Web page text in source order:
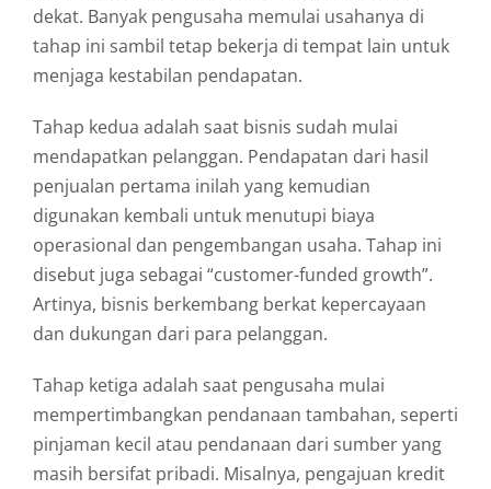
dekat. Banyak pengusaha memulai usahanya di
tahap ini sambil tetap bekerja di tempat lain untuk
menjaga kestabilan pendapatan.
Tahap kedua adalah saat bisnis sudah mulai
mendapatkan pelanggan. Pendapatan dari hasil
penjualan pertama inilah yang kemudian
digunakan kembali untuk menutupi biaya
operasional dan pengembangan usaha. Tahap ini
disebut juga sebagai “customer-funded growth”.
Artinya, bisnis berkembang berkat kepercayaan
dan dukungan dari para pelanggan.
Tahap ketiga adalah saat pengusaha mulai
mempertimbangkan pendanaan tambahan, seperti
pinjaman kecil atau pendanaan dari sumberyang
masih bersifat pribadi. Misalnya, pengajuan kredit